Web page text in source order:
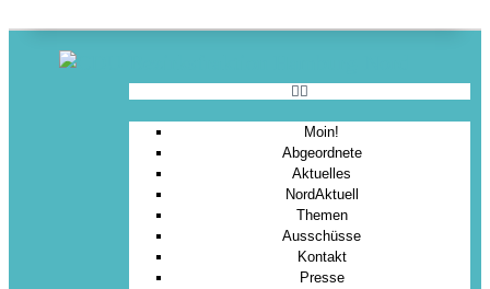
Moin!
Abgeordnete
Aktuelles
NordAktuell
Themen
Ausschüsse
Kontakt
Presse